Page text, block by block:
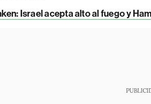
Israel acepta alto al fuego y